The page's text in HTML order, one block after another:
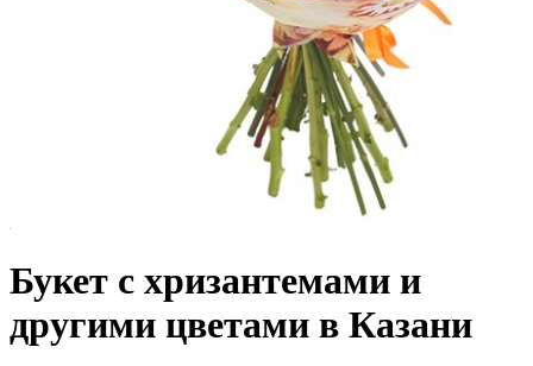
Букет с хризантемами и
другими цветами в Казани